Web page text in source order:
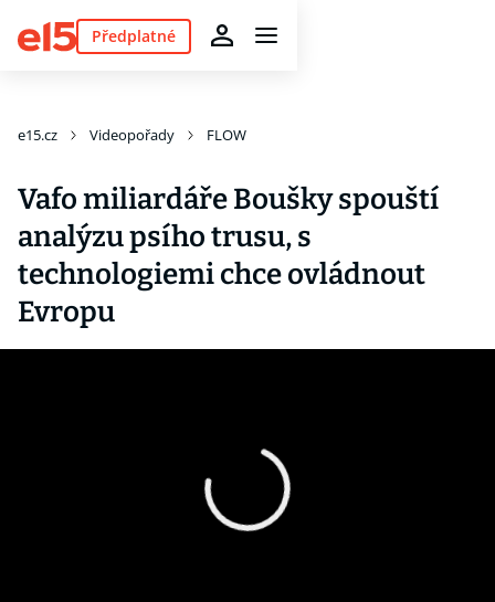
Předplatné
e15.cz Videopořady FLOW
Vafo miliardáře Boušky spouští
analýzu psího trusu, s
technologiemi chce ovládnout
Evropu